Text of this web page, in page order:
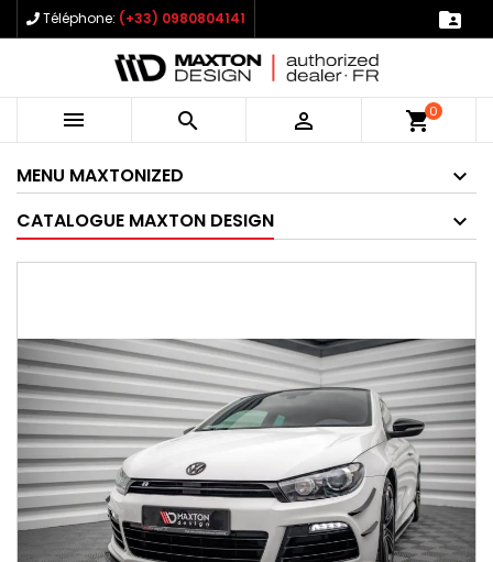
Téléphone: (+33) 0980804141 
   shopping_cart0
MENU MAXTONIZED
CATALOGUE MAXTON DESIGN